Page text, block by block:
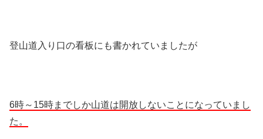
登山道入り口の看板にも書かれていましたが
6時～15時までしか山道は開放しないことになっていまし
た。